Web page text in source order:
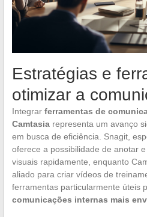
Estratégias e
otimizar a
Integrar ferramentas de
Camtasiarepresenta um avanço
em busca de eficiência. Snagit,
oferece a possibilidade de anotar
visuais rapidamente, enquanto
aliado para criar vídeos de
ferramentas particularmente úteis
comunicações internas mais